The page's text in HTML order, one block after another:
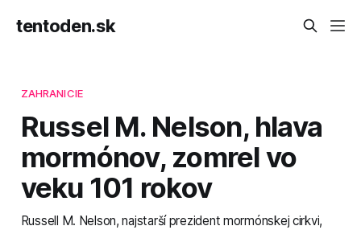
tentoden.sk
ZAHRANICIE
Russel M. Nelson, hlava
mormónov, zomrel vo
veku 101 rokov
Russell M. Nelson, najstarší prezident mormónskej cirkvi,